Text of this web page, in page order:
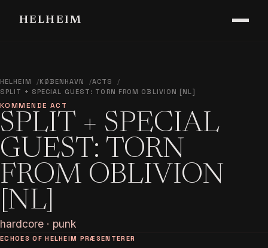
HELHEIM
HELHEIM KØBENHAVN
ACTS
SPLIT + SPECIAL GUEST: TORN FROM OBLIVION [NL]
KOMMENDE ACT
SPLIT + SPECIAL
GUEST: TORN
FROM OBLIVION
[NL]
hardcore · punk
ECHOES OF HELHEIM PRÆSENTERER